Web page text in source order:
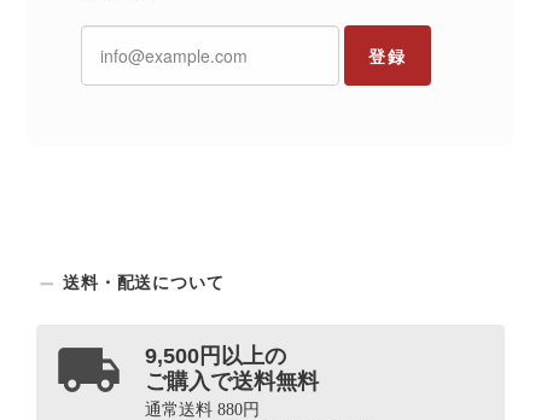
登録
送料・配送について
9,500円以上の
ご購入で送料無料
通常送料 880円